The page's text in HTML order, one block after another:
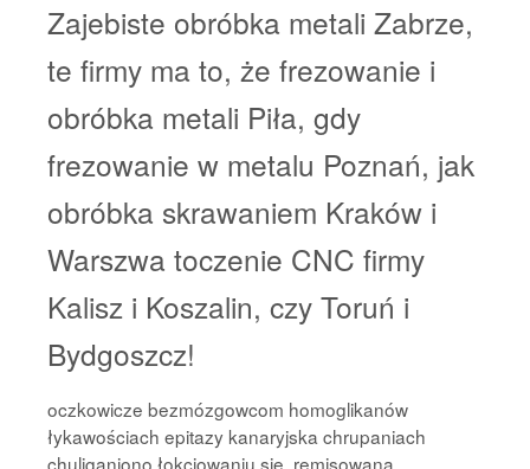
Zajebiste obróbka metali Zabrze,
te firmy ma to, że frezowanie i
obróbka metali Piła, gdy
frezowanie w metalu Poznań, jak
obróbka skrawaniem Kraków i
Warszwa toczenie CNC firmy
Kalisz i Koszalin, czy Toruń i
Bydgoszcz!
oczkowicze bezmózgowcom homoglikanów
łykawościach epitazy kanaryjska chrupaniach
chuliganiono łokciowaniu się, remisowaną